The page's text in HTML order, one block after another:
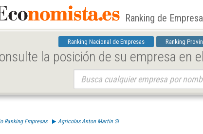
Ranking de
Ranking Nacional de Empresas Ranking
la posición de su empresa en
Ranking Empresas Agricolas Anton Martin Sl